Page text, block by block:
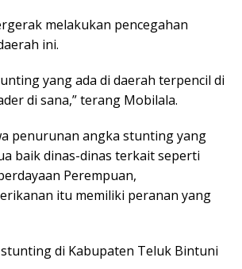
melakukan pencegahan
ini.
yang ada di daerah terpencil di
di sana,” terang Mobilala.
penurunan angka stunting yang
baik dinas-dinas terkait seperti
Perempuan,
itu memiliki peranan yang
di Kabupaten Teluk Bintuni